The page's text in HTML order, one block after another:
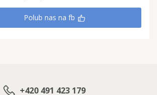
Polub nas na fb
+420 491 423 179